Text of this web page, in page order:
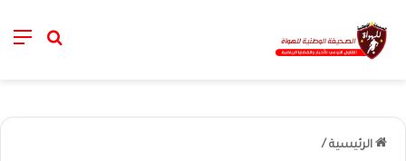
خانة
الرئيسية /